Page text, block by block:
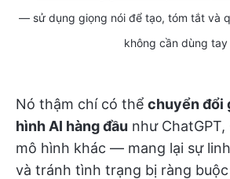
— sử dụng giọng nói để tạo, tóm tắt và
không cần dùng tay
Nó thậm chí có thể chuyển đổi
hình AI hàng đầu như
mô hình khác — mang lại sự
và tránh tình trạng bị ràng